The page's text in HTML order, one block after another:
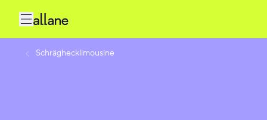
Schräghecklimousine